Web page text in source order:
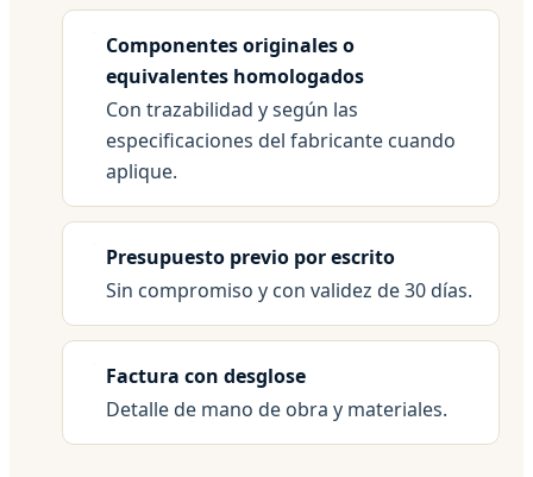
Componentes originales o
equivalentes homologados
Con trazabilidad y según las
especificaciones del fabricante cuando
aplique.
Presupuesto previo por escrito
Sin compromiso y con validez de 30 días.
Factura con desglose
Detalle de mano de obra y materiales.